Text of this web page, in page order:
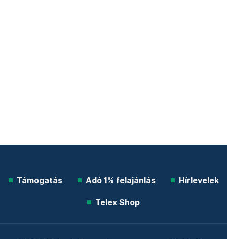
Támogatás Adó 1% felajánlás Hírlevelek
Telex Shop